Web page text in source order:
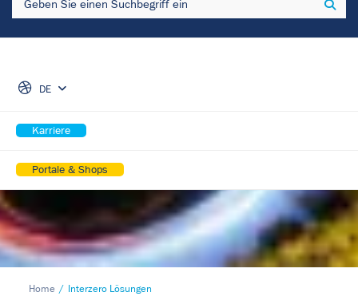
DE
Karriere
Portale & Shops
Home Interzero Lösungen